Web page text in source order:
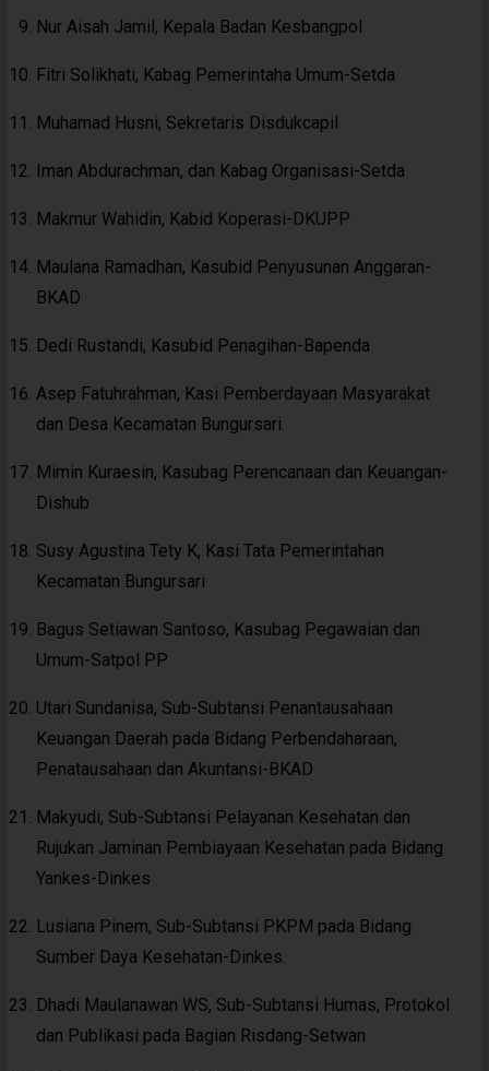
Nur Aisah Jamil, Kepala Badan Kesbangpol
Fitri Solikhati, Kabag Pemerintaha Umum-Setda
Muhamad Husni, Sekretaris Disdukcapil
Iman Abdurachman, dan Kabag Organisasi-Setda
Makmur Wahidin, Kabid Koperasi-DKUPP
Maulana Ramadhan, Kasubid Penyusunan Anggaran-
BKAD
Dedi Rustandi, Kasubid Penagihan-Bapenda
Asep Fatuhrahman, Kasi Pemberdayaan Masyarakat
dan Desa Kecamatan Bungursari.
Mimin Kuraesin, Kasubag Perencanaan dan Keuangan-
Dishub
Susy Agustina Tety K, Kasi Tata Pemerintahan
Kecamatan Bungursari
Bagus Setiawan Santoso, Kasubag Pegawaian dan
Umum-Satpol PP
Utari Sundanisa, Sub-Subtansi Penantausahaan
Keuangan Daerah pada Bidang Perbendaharaan,
Penatausahaan dan Akuntansi-BKAD
Makyudi, Sub-Subtansi Pelayanan Kesehatan dan
Rujukan Jaminan Pembiayaan Kesehatan pada Bidang
Yankes-Dinkes
Lusiana Pinem, Sub-Subtansi PKPM pada Bidang
Sumber Daya Kesehatan-Dinkes.
Dhadi Maulanawan WS, Sub-Subtansi Humas, Protokol
dan Publikasi pada Bagian Risdang-Setwan